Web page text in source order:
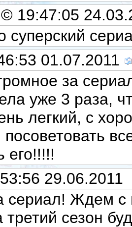
© 19:47:05
суперский
01.07.2011
за
уже 3 раза,
легкий, с
посоветовать
его!!!!!
29.06.2011
сериал! Ждем с
третий сезон